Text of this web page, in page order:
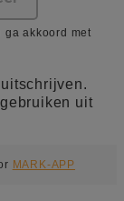
ga akkoord met
uit
MARK-APP